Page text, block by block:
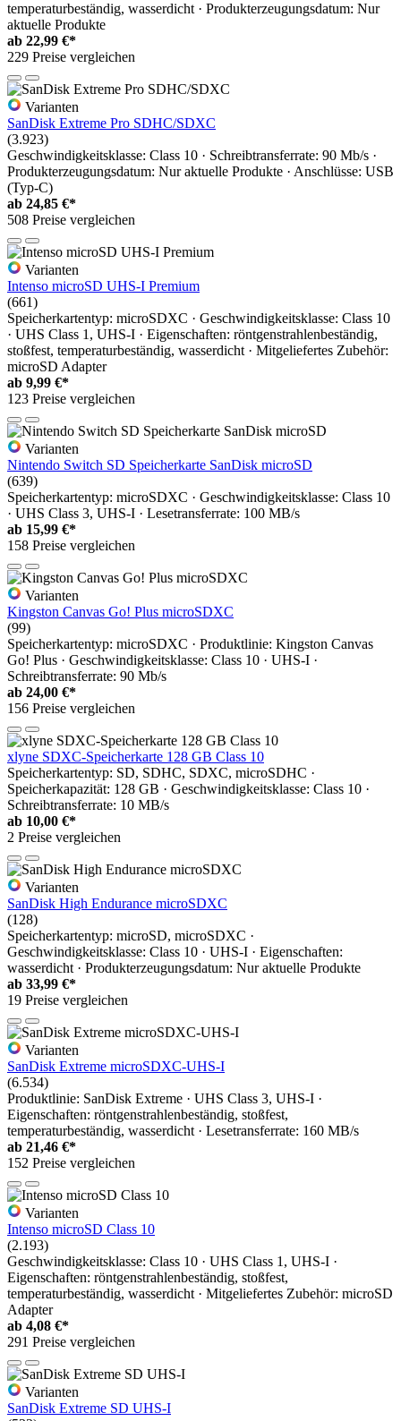
temperaturbeständig, wasserdicht · Produkterzeugungsdatum: Nur
aktuelle Produkte
ab 22,99 €*
229 Preise vergleichen
Varianten
SanDisk Extreme Pro SDHC/SDXC
(3.923)
Geschwindigkeitsklasse: Class 10 · Schreibtransferrate: 90 Mb/s ·
Produkterzeugungsdatum: Nur aktuelle Produkte · Anschlüsse: USB
(Typ-C)
ab 24,85 €*
508 Preise vergleichen
Varianten
Intenso microSD UHS-I Premium
(661)
Speicherkartentyp: microSDXC · Geschwindigkeitsklasse: Class 10
· UHS Class 1, UHS-I · Eigenschaften: röntgenstrahlenbeständig,
stoßfest, temperaturbeständig, wasserdicht · Mitgeliefertes Zubehör:
microSD Adapter
ab 9,99 €*
123 Preise vergleichen
Varianten
Nintendo Switch SD Speicherkarte SanDisk microSD
(639)
Speicherkartentyp: microSDXC · Geschwindigkeitsklasse: Class 10
· UHS Class 3, UHS-I · Lesetransferrate: 100 MB/s
ab 15,99 €*
158 Preise vergleichen
Varianten
Kingston Canvas Go! Plus microSDXC
(99)
Speicherkartentyp: microSDXC · Produktlinie: Kingston Canvas
Go! Plus · Geschwindigkeitsklasse: Class 10 · UHS-I ·
Schreibtransferrate: 90 Mb/s
ab 24,00 €*
156 Preise vergleichen
xlyne SDXC-Speicherkarte 128 GB Class 10
Speicherkartentyp: SD, SDHC, SDXC, microSDHC ·
Speicherkapazität: 128 GB · Geschwindigkeitsklasse: Class 10 ·
Schreibtransferrate: 10 MB/s
ab 10,00 €*
2 Preise vergleichen
Varianten
SanDisk High Endurance microSDXC
(128)
Speicherkartentyp: microSD, microSDXC ·
Geschwindigkeitsklasse: Class 10 · UHS-I · Eigenschaften:
wasserdicht · Produkterzeugungsdatum: Nur aktuelle Produkte
ab 33,99 €*
19 Preise vergleichen
Varianten
SanDisk Extreme microSDXC-UHS-I
(6.534)
Produktlinie: SanDisk Extreme · UHS Class 3, UHS-I ·
Eigenschaften: röntgenstrahlenbeständig, stoßfest,
temperaturbeständig, wasserdicht · Lesetransferrate: 160 MB/s
ab 21,46 €*
152 Preise vergleichen
Varianten
Intenso microSD Class 10
(2.193)
Geschwindigkeitsklasse: Class 10 · UHS Class 1, UHS-I ·
Eigenschaften: röntgenstrahlenbeständig, stoßfest,
temperaturbeständig, wasserdicht · Mitgeliefertes Zubehör: microSD
Adapter
ab 4,08 €*
291 Preise vergleichen
Varianten
SanDisk Extreme SD UHS-I